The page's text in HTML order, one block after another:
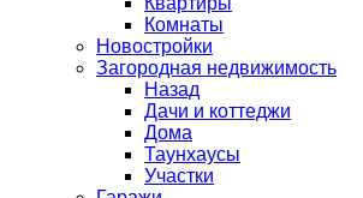
Комнаты
Новостройки
Загородная недвижимость
Назад
Дачи и коттеджи
Дома
Таунхаусы
Участки